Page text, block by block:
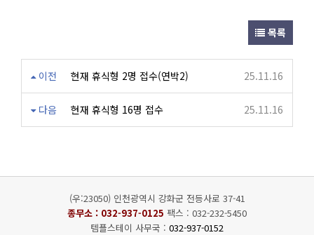
목록
이전 현재 휴식형 2명 접수(연박2) 25.11.16
다음 현재 휴식형 16명 접수 25.11.16
(우:23050) 인천광역시 강화군 전등사로 37-41
종무소 : 032-937-0125 팩스 : 032-232-5450
템플스테이 사무국 : 032-937-0152